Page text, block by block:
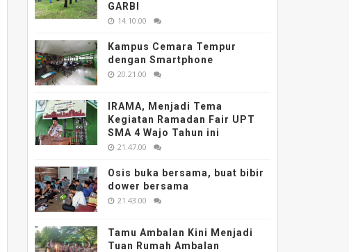
GARBI
14.10.00
Kampus Cemara Tempur
dengan Smartphone
20.21.00
IRAMA, Menjadi Tema
Kegiatan Ramadan Fair UPT
SMA 4 Wajo Tahun ini
21.47.00
Osis buka bersama, buat bibir
dower bersama
21.43.00
Tamu Ambalan Kini Menjadi
Tuan Rumah Ambalan